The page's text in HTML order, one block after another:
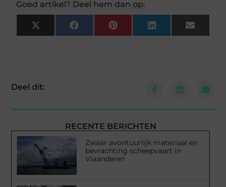
Goed artikel? Deel hem dan op:
X
(Twitter)
FacebookPinterestLinkedInEmail
Deel dit:
RECENTE BERICHTEN
Zwaar avontuurlijk materiaal en
bevrachting scheepvaart in
Vlaanderen